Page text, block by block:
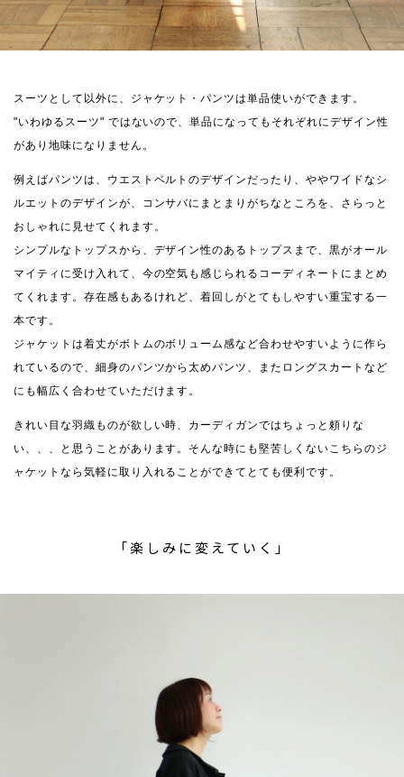
スーツとして以外に、ジャケット・パンツは単品使いができます。
"いわゆるスーツ" ではないので、単品になってもそれぞれにデザイン性
があり地味になりません。
例えばパンツは、ウエストベルトのデザインだったり、ややワイドなシ
ルエットのデザインが、コンサバにまとまりがちなところを、さらっと
おしゃれに見せてくれます。
シンプルなトップスから、デザイン性のあるトップスまで、黒がオール
マイティに受け入れて、今の空気も感じられるコーディネートにまとめ
てくれます。存在感もあるけれど、着回しがとてもしやすい重宝する一
本です。
ジャケットは着丈がボトムのボリューム感など合わせやすいように作ら
れているので、細身のパンツから太めパンツ、またロングスカートなど
にも幅広く合わせていただけます。
きれい目な羽織ものが欲しい時、カーディガンではちょっと頼りな
い、、、と思うことがあります。そんな時にも堅苦しくないこちらのジ
ャケットなら気軽に取り入れることができてとても便利です。
「楽しみに変えていく」